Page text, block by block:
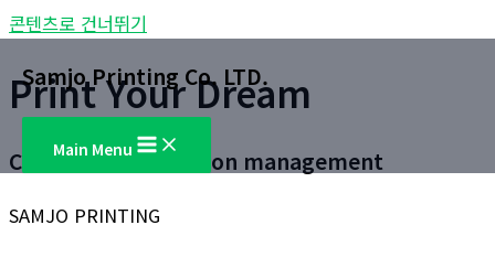
콘텐츠로 건너뛰기
Samjo Printing Co. LTD.
Main Menu
Print Your Dream
Customer satisfaction management
SAMJO PRINTING